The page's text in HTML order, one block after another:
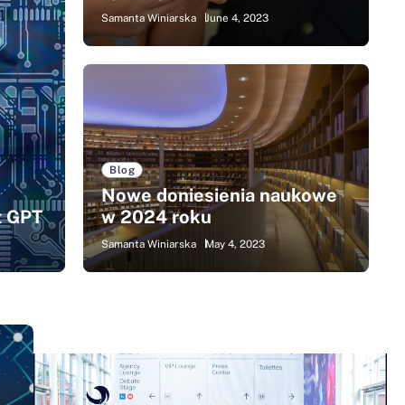
i kontakt ze
sytuacji
życia bez telefonu w zasięgu ręki. Smartfony, czyli
nami…
Samanta Winiarska June 4, 2023
Blog
Nowe doniesienia naukowe
w 2024 roku
Samanta Winiarska May 4, 2023